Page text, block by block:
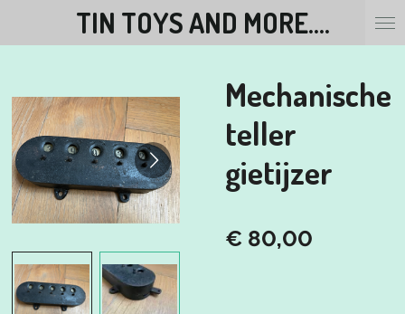
direct
hoofdinhoud
TIN TOYS AND MORE....
Mechanische
teller
gietijzer
€ 80,00